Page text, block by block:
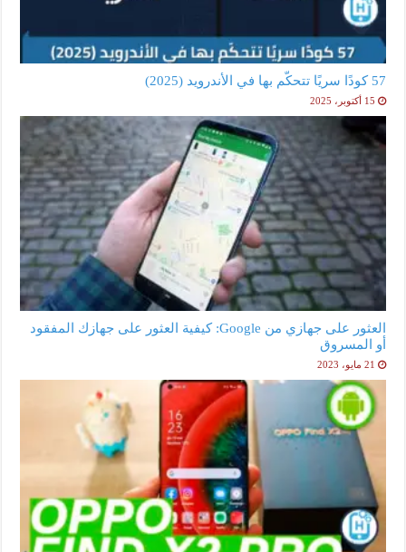
57 كودًا سريًا تتحكّم بها في الأندرويد (2025)
15 أكتوبر، 2025
العثور على جهازي من Google: كيفية العثور على جهازك المفقود
أو المسروق
21 مايو، 2023